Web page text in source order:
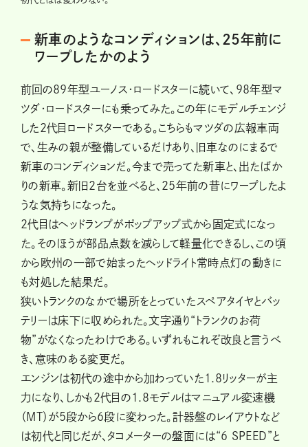
新車のようなコンディションは、25年前に
ワープしたかのよう
前回の89年型ユーノス・ロードスターに続いて、98年型マ
ツダ・ロードスターにも乗ってみた。この年にモデルチェンジ
した2代目ロードスターである。こちらもマツダの広報車両
で、生みの親が整備しているだけあり、旧車なのにまるで
新車のコンディションだ。今まで売ってた新車と、出たばか
りの新車。新旧2台を並べると、25年前の昔にワープしたよ
うな気持ちになった。
2代目はヘッドランプがポップアップ式から固定式になっ
た。そのほうが部品点数を減らして軽量化できるし、この頃
から欧州の一部で始まったヘッドライト常時点灯の動きに
も対処した結果だ。
狭いトランクのなかで場所をとっていたスペアタイヤとバッ
テリーは床下に収められた。文字通り“トランクのお荷
物”がなくなったわけである。いずれもこれぞ改良と言うべ
き、意味のある変更だ。
エンジンは初代の途中から加わっていた1.8リッターが主
力になり、しかも2代目の1.8モデルはマニュアル変速機
（MT）が5段から6段に変わった。計器盤のレイアウトなど
は初代と同じだが、タコメーターの盤面には“6 SPEED”と